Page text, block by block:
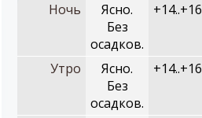
Ночь
Ясно.
Без
осадков.
+14..+16
Утро
Ясно.
Без
осадков.
+14..+16